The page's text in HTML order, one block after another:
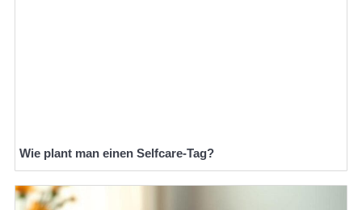
Wie plant man einen Selfcare-Tag?